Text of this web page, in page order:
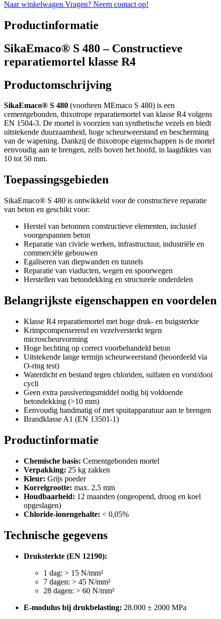
Naar winkelwagen Vragen? Neem contact op!
Productinformatie
SikaEmaco® S 480 – Constructieve
reparatiemortel klasse R4
Productomschrijving
SikaEmaco® S 480 (voorheen MEmaco S 480) is een
cementgebonden, thixotrope reparatiemortel van klasse R4 volgens
EN 1504-3. De mortel is voorzien van synthetische vezels en biedt
uitstekende duurzaamheid, hoge scheurweerstand en bescherming
van de wapening. Dankzij de thixotrope eigenschappen is de mortel
eenvoudig aan te brengen, zelfs boven het hoofd, in laagdiktes van
10 tot 50 mm.
Toepassingsgebieden
SikaEmaco® S 480 is ontwikkeld voor de constructieve reparatie
van beton en geschikt voor:
Herstel van betonnen constructieve elementen, inclusief
voorgespannen beton
Reparatie van civiele werken, infrastructuur, industriële en
commerciële gebouwen
Egaliseren van diepwanden en tunnels
Reparatie van viaducten, wegen en spoorwegen
Herstellen van betondekking en structurele onderdelen
Belangrijkste eigenschappen en voordelen
Klasse R4 reparatiemortel met hoge druk- en buigsterkte
Krimpcompenserend en vezelversterkt tegen
microscheurvorming
Hoge hechting op correct voorbehandeld beton
Uitstekende lange termijn scheurweerstand (beoordeeld via
O-ring test)
Waterdicht en bestand tegen chloriden, sulfaten en vorst/dooi
cycli
Geen extra passiveringsmiddel nodig bij voldoende
betondekking (>10 mm)
Eenvoudig handmatig of met spuitapparatuur aan te brengen
Brandklasse A1 (EN 13501-1)
Productinformatie
Chemische basis: Cementgebonden mortel
Verpakking: 25 kg zakken
Kleur: Grijs poeder
Korrelgrootte: max. 2,5 mm
Houdbaarheid: 12 maanden (ongeopend, droog en koel
opgeslagen)
Chloride-ionengehalte: < 0,05%
Technische gegevens
Druksterkte (EN 12190):
1 dag: > 15 N/mm²
7 dagen: > 45 N/mm²
28 dagen: > 60 N/mm²
E-modulus bij drukbelasting: 28.000 ± 2000 MPa